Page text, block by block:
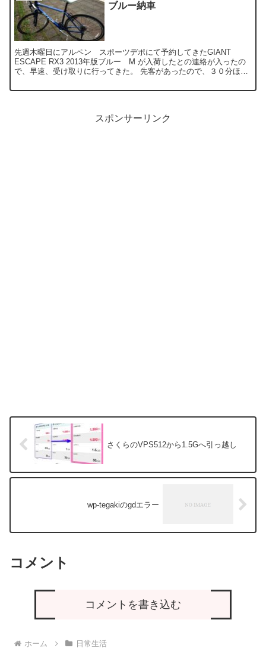
ブルー納車
先週木曜日にアルペン スポーツデポにて予約してきたGIANT
ESCAPE RX3 2013年版ブルー M が入荷したとの連絡が入ったの
で、早速、受け取りに行ってきた。 先客があったので、３０分ほど
スポンサーリンク
さくらのVPS512から1.5Gへ引っ越し
wp-tegakiのgdエラー
コメント
コメントを書き込む
ホーム 日常生活